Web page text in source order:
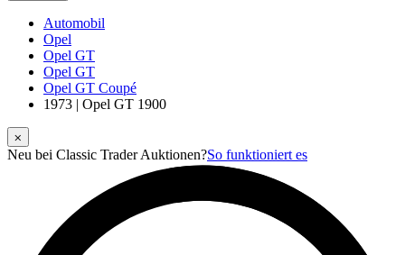
Automobil
Opel
Opel GT
Opel GT
Opel GT Coupé
1973 | Opel GT 1900
⨉
Neu bei Classic Trader Auktionen?So funktioniert es